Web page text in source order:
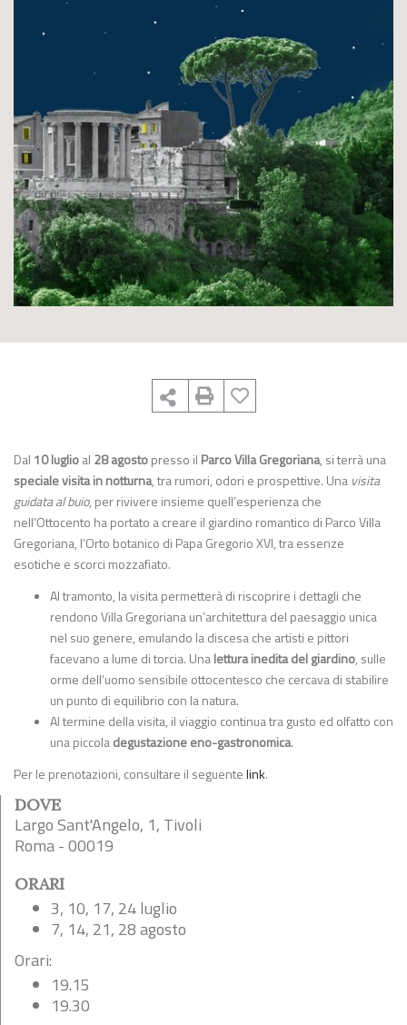
Dal 10 luglioal 28 agostopresso il Parco Villa Gregoriana, si terrà una
speciale visita in notturna, tra rumori, odori e prospettive. Una visita
guidata al buio, per rivivere insieme quell’esperienza che
nell’Ottocento ha portato a creare il giardino romantico di Parco Villa
Gregoriana, l’Orto botanico di Papa Gregorio XVI, tra essenze
esotiche e scorci mozzafiato.
Al tramonto, la visita permetterà di riscoprire i dettagli che
rendono Villa Gregoriana un’architettura del paesaggio unica
nel suo genere, emulando la discesa che artisti e pittori
facevano a lume di torcia. Unalettura inedita del giardino, sulle
orme dell’uomo sensibile ottocentesco che cercava di stabilire
un punto di equilibrio con la natura.
Al termine della visita, il viaggio continua tra gusto ed olfatto con
una piccoladegustazione eno-gastronomica.
Per le prenotazioni, consultare il seguentelink.
DOVE
Largo Sant'Angelo, 1, Tivoli
Roma - 00019
ORARI
3, 10, 17, 24 luglio
7, 14, 21, 28 agosto
Orari:
19.15
19.30